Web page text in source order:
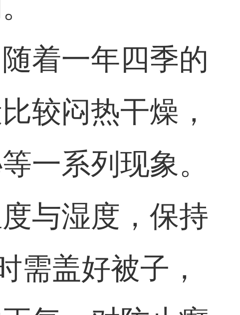
着一年四季的
较闷热干燥，
一系列现象。
与湿度，保持
需盖好被子，